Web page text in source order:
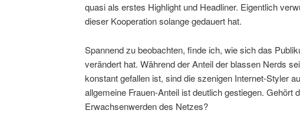
quasi als erstes Highlight und Headliner. Eigentlich
dieser Kooperation solange gedauert hat.
Spannend zu beobachten, finde ich, wie sich das
verändert hat. Während der Anteil der blassen Nerds
konstant gefallen ist, sind die szenigen Internet-Styler
allgemeine Frauen-Anteil ist deutlich gestiegen. Gehört
Erwachsenwerden des Netzes?